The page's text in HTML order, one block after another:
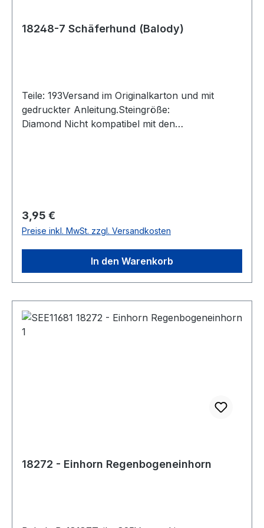
18248-7 Schäferhund (Balody)
Teile: 193Versand im Originalkarton und mit
gedruckter Anleitung.Steingröße:
Diamond Nicht kompatibel mit den
Regulärer Preis:
3,95 €
Preise inkl. MwSt. zzgl. Versandkosten
In den Warenkorb
18272 - Einhorn Regenbogeneinhorn